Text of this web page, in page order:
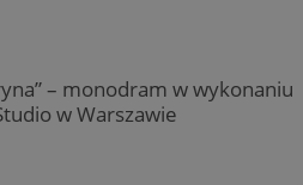
– monodram w wykonaniu
w Warszawie